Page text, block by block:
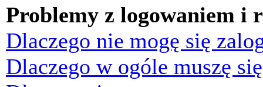
Problemy z logowaniem i
Dlaczego nie mogę się
Dlaczego w ogóle muszę